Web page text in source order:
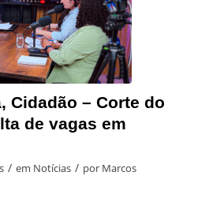
Cidadão – Corte do
de vagas em
/ em Notícias / por Marcos